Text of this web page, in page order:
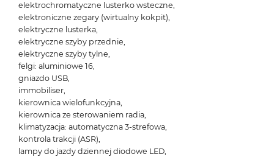
elektrochromatyczne lusterko wsteczne,
elektroniczne zegary (wirtualny kokpit),
elektryczne lusterka,
elektryczne szyby przednie,
elektryczne szyby tylne,
felgi: aluminiowe 16,
gniazdo USB,
immobiliser,
kierownica wielofunkcyjna,
kierownica ze sterowaniem radia,
klimatyzacja: automatyczna 3-strefowa,
kontrola trakcji (ASR),
lampy do jazdy dziennej diodowe LED,